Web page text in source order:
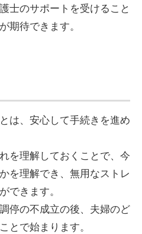
士のサポートを受けること
期待できます。
は、安心して手続きを進め
を理解しておくことで、今
を理解でき、無用なストレ
できます。
停の不成立の後、夫婦のど
とで始まります。